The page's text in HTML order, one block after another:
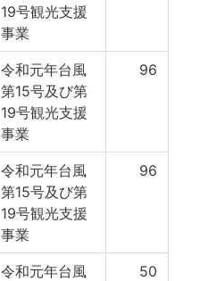
19号観光支援
事業
令和元年台風
第15号及び第
19号観光支援
事業
96
令和元年台風
第15号及び第
19号観光支援
事業
96
令和元年台風
50